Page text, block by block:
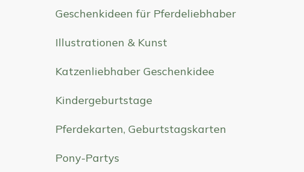
Geschenkideen für Pferdeliebhaber
Illustrationen & Kunst
Katzenliebhaber Geschenkidee
Kindergeburtstage
Pferdekarten, Geburtstagskarten
Pony-Partys